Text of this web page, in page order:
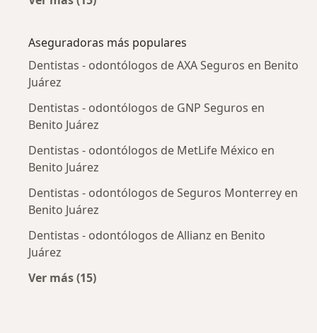
Aseguradoras más populares
Dentistas - odontólogos de AXA Seguros en Benito
Juárez
Dentistas - odontólogos de GNP Seguros en
Benito Juárez
Dentistas - odontólogos de MetLife México en
Benito Juárez
Dentistas - odontólogos de Seguros Monterrey en
Benito Juárez
Dentistas - odontólogos de Allianz en Benito
Juárez
Ver más (15)